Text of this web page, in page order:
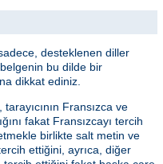
desteklenen diller
bu dilde bir
dikkat ediniz.
Fransızca ve
fakat Fransızcayı tercih
birlikte salt metin ve
ettiğini, ayrıca, diğer